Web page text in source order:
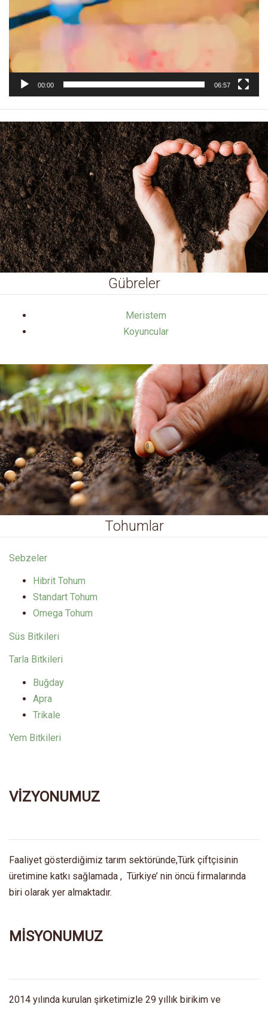
00:00 06:57
Gübreler
Meristem
Koyuncular
Tohumlar
Sebzeler
Hibrit Tohum
Standart Tohum
Omega Tohum
Süs Bitkileri
Tarla Bitkileri
Buğday
Apra
Trikale
Yem Bitkileri
VİZYONUMUZ
Faaliyet gösterdiğimiz tarım sektöründe,Türk çiftçisinin
üretimine katkı sağlamada , Türkiye’ nin öncü firmalarında
biri olarak yer almaktadır.
MİSYONUMUZ
2014 yılında kurulan şirketimizle 29 yıllık birikim ve